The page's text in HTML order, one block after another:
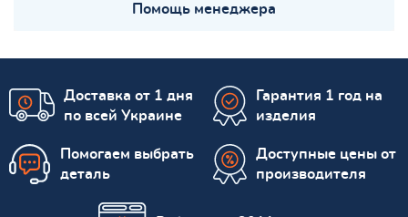
Помощь менеджера
Доставка от 1 дня
по всей Украине
Гарантия 1 год на
изделия
Помогаем выбрать
деталь
Доступные цены от
производителя